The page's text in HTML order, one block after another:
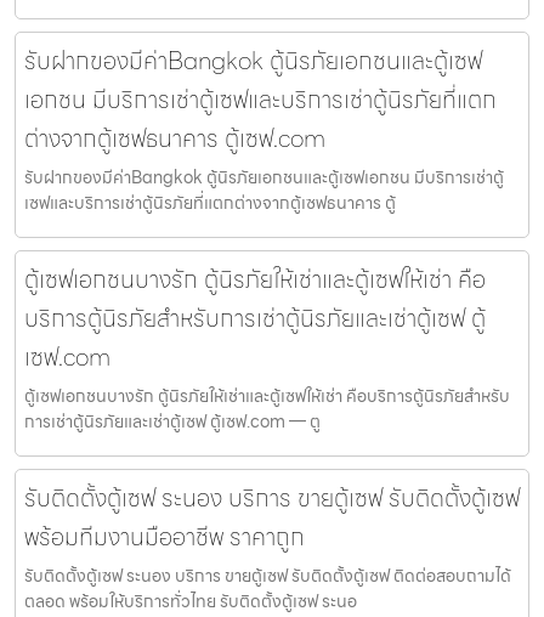
รับฝากของมีค่าBangkok ตู้นิรภัยเอกชนและตู้เซฟ
เอกชน มีบริการเช่าตู้เซฟและบริการเช่าตู้นิรภัยที่แตก
ต่างจากตู้เซฟธนาคาร ตู้เซฟ.com
รับฝากของมีค่าBangkok ตู้นิรภัยเอกชนและตู้เซฟเอกชน มีบริการเช่าตู้
เซฟและบริการเช่าตู้นิรภัยที่แตกต่างจากตู้เซฟธนาคาร ตู้
ตู้เซฟเอกชนบางรัก ตู้นิรภัยให้เช่าและตู้เซฟให้เช่า คือ
บริการตู้นิรภัยสำหรับการเช่าตู้นิรภัยและเช่าตู้เซฟ ตู้
เซฟ.com
ตู้เซฟเอกชนบางรัก ตู้นิรภัยให้เช่าและตู้เซฟให้เช่า คือบริการตู้นิรภัยสำหรับ
การเช่าตู้นิรภัยและเช่าตู้เซฟ ตู้เซฟ.com — ตู
รับติดตั้งตู้เซฟ ระนอง บริการ ขายตู้เซฟ รับติดตั้งตู้เซฟ
พร้อมทีมงานมืออาชีพ ราคาถูก
รับติดตั้งตู้เซฟ ระนอง บริการ ขายตู้เซฟ รับติดตั้งตู้เซฟ ติดต่อสอบถามได้
ตลอด พร้อมให้บริการทั่วไทย รับติดตั้งตู้เซฟ ระนอ